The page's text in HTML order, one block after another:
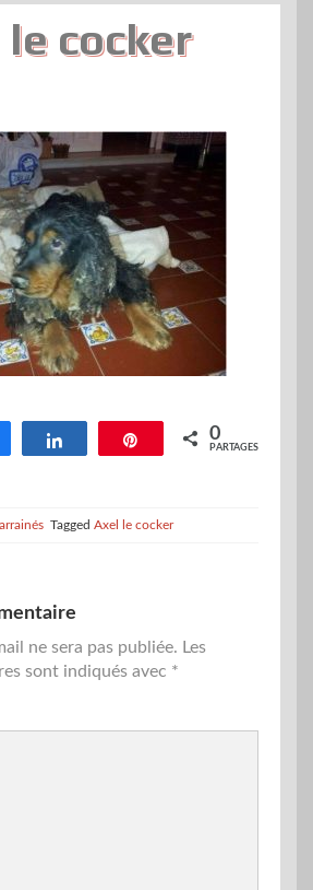
cocker
Partagez Partagez Épingle 0
PARTAGES
Tagged Axel le cocker
ne sera pas publiée. Les
sont indiqués avec *